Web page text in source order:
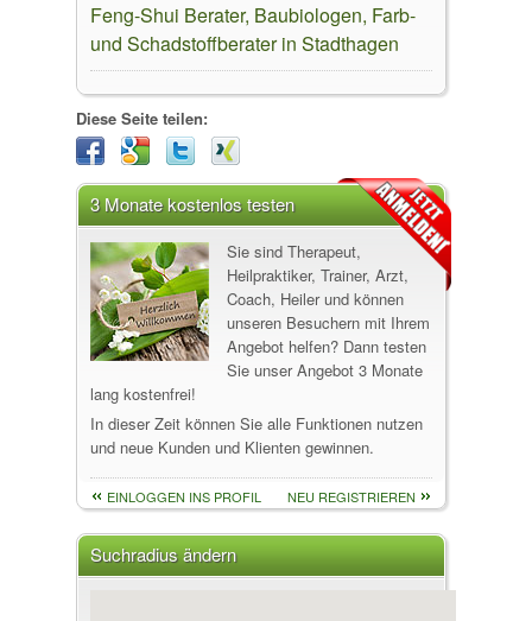
Feng-Shui Berater, Baubiologen, Farb-
und Schadstoffberater in Stadthagen
Diese Seite teilen:
3 Monate kostenlos testen
Sie sind Therapeut,
Heilpraktiker, Trainer, Arzt,
Coach, Heiler und können
unseren Besuchern mit Ihrem
Angebot helfen? Dann testen
Sie unser Angebot 3 Monate
lang kostenfrei!
In dieser Zeit können Sie alle Funktionen nutzen
und neue Kunden und Klienten gewinnen.
EINLOGGEN INS PROFIL NEU REGISTRIEREN
Suchradius ändern